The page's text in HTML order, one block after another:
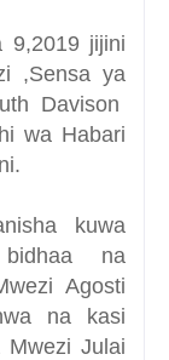
9,2019 jijini
,Sensa ya
Davison
wa Habari
kuwa
bidhaa na
Agosti
na kasi
Mwezi Julai